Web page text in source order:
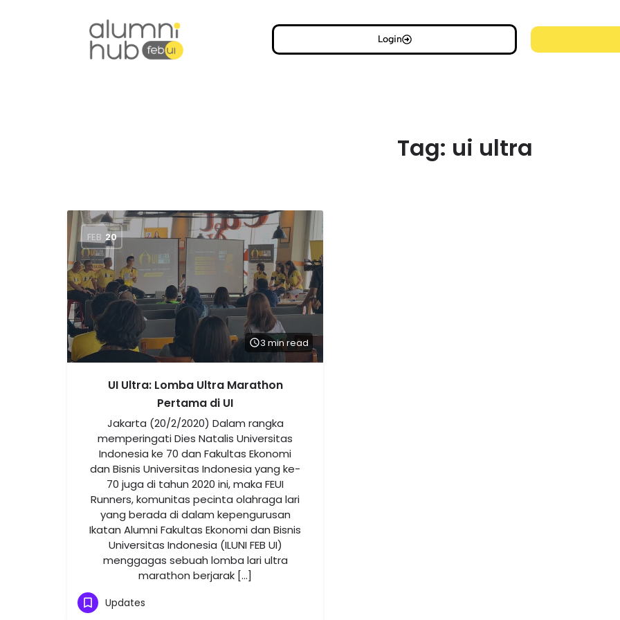
Login
Tag: ui ultra
FEB 20
3 min read
UI Ultra: Lomba Ultra Marathon
Pertama di UI
Jakarta (20/2/2020) Dalam rangka
memperingati Dies Natalis Universitas
Indonesia ke 70 dan Fakultas Ekonomi
dan Bisnis Universitas Indonesia yang ke-
70 juga di tahun 2020 ini, maka FEUI
Runners, komunitas pecinta olahraga lari
yang berada di dalam kepengurusan
Ikatan Alumni Fakultas Ekonomi dan Bisnis
Universitas Indonesia (ILUNI FEB UI)
menggagas sebuah lomba lari ultra
marathon berjarak […]
Updates